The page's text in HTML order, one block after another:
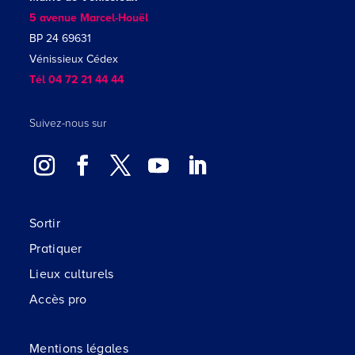
5 avenue Marcel-Houël
BP 24 69631
Vénissieux Cédex
Tél 04 72 21 44 44
Suivez-nous sur
Sortir
Pratiquer
Lieux culturels
Accès pro
Mentions légales